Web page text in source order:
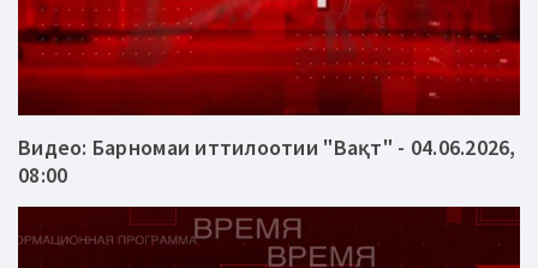
Видео: Барномаи иттилоотии "Вақт" - 04.06.2026,
08:00